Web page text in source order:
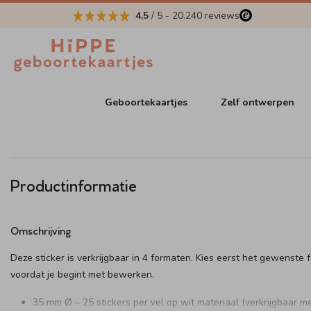
4,5 / 5 - 20.240 reviews
Geboortekaartjes Zelf ontwerpen
Productinformatie
Omschrijving
Deze sticker is verkrijgbaar in 4 formaten. Kies eerst het gewenste
voordat je begint met bewerken.
35 mm Ø – 25 stickers per vel op wit materiaal (verkrijgbaar